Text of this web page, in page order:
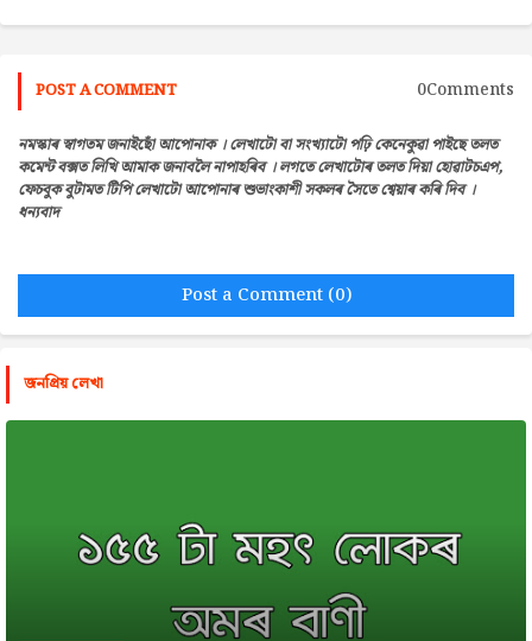
POST A COMMENT 0Comments
নমস্কাৰ স্বাগতম জনাইছোঁ আপোনাক । লেখাটো বা সংখ্যাটো পঢ়ি কেনেকুৱা পাইছে তলত
কমেন্ট বক্সত লিখি আমাক জনাবলৈ নাপাহৰিব । লগতে লেখাটোৰ তলত দিয়া হোৱাটচএপ,
ফেচবুক বুটামত টিপি লেখাটো আপোনাৰ শুভাংকাশী সকলৰ সৈতে শ্বেয়াৰ কৰি দিব ।
ধন্যবাদ
Post a Comment (0)
জনপ্রিয় লেখা